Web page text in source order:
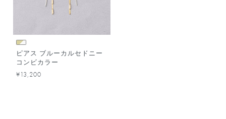
ピアス ブルーカルセドニー
コンビカラー
¥13,200